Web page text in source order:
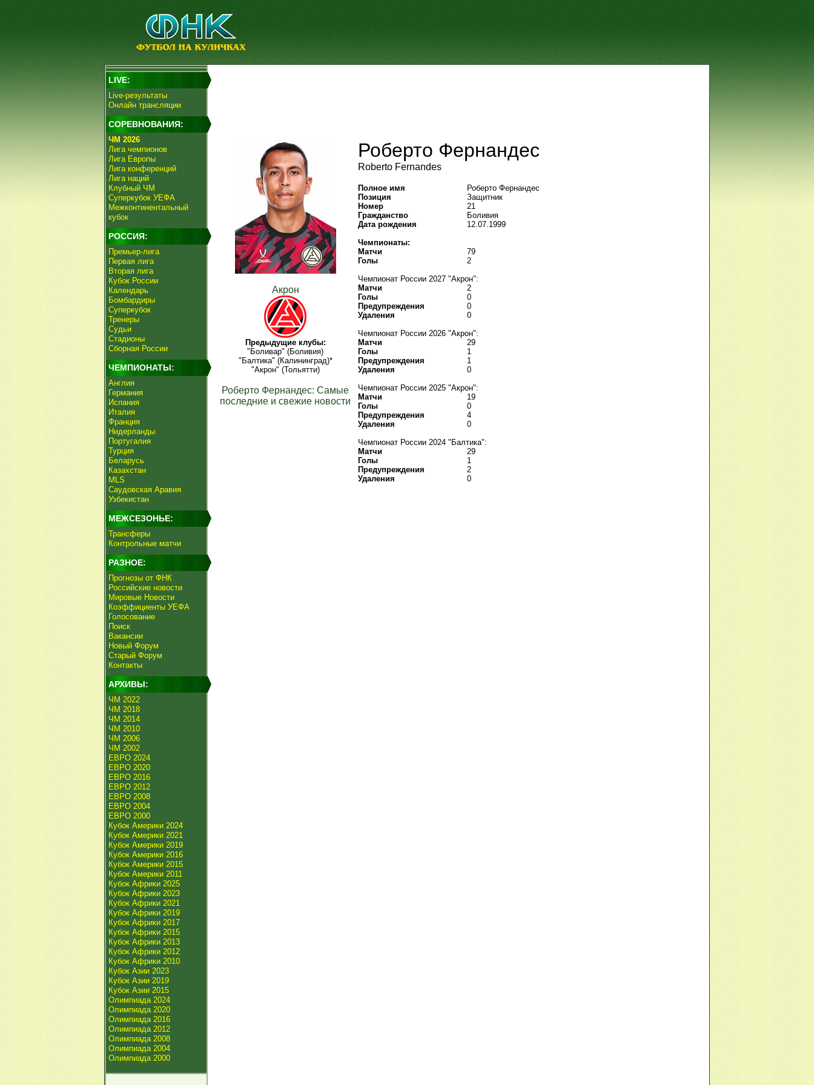
LIVE:
Live-результаты
Онлайн трансляции
СОРЕВНОВАНИЯ:
ЧМ 2026
Лига чемпионов
Лига Европы
Лига конференций
Лига наций
Клубный ЧМ
Суперкубок УЕФА
Межконтинентальный
кубок
РОССИЯ:
Премьер-лига
Первая лига
Вторая лига
Кубок России
Календарь
Бомбардиры
Суперкубок
Тренеры
Судьи
Стадионы
Сборная России
ЧЕМПИОНАТЫ:
Англия
Германия
Испания
Италия
Франция
Нидерланды
Португалия
Турция
Беларусь
Казахстан
MLS
Саудовская Аравия
Узбекистан
МЕЖСЕЗОНЬЕ:
Трансферы
Контрольные матчи
РАЗНОЕ:
Прогнозы от ФНК
Российские новости
Мировые Новости
Коэффициенты УЕФА
Голосование
Поиск
Вакансии
Новый Форум
Старый Форум
Контакты
АРХИВЫ:
ЧМ 2022
ЧМ 2018
ЧМ 2014
ЧМ 2010
ЧМ 2006
ЧМ 2002
ЕВРО 2024
ЕВРО 2020
ЕВРО 2016
ЕВРО 2012
ЕВРО 2008
ЕВРО 2004
ЕВРО 2000
Кубок Америки 2024
Кубок Америки 2021
Кубок Америки 2019
Кубок Америки 2016
Кубок Америки 2015
Кубок Америки 2011
Кубок Африки 2025
Кубок Африки 2023
Кубок Африки 2021
Кубок Африки 2019
Кубок Африки 2017
Кубок Африки 2015
Кубок Африки 2013
Кубок Африки 2012
Кубок Африки 2010
Кубок Азии 2023
Кубок Азии 2019
Кубок Азии 2015
Олимпиада 2024
Олимпиада 2020
Олимпиада 2016
Олимпиада 2012
Олимпиада 2008
Олимпиада 2004
Олимпиада 2000
Акрон
Предыдущие клубы:
"Боливар" (Боливия)
"Балтика" (Калининград)*
"Акрон" (Тольятти)
Роберто Фернандес: Самые
последние и свежие новости
Роберто Фернандес
Roberto Fernandes
Полное имя
Роберто Фернандес
Позиция
Защитник
Номер
21
Гражданство
Боливия
Дата рождения
12.07.1999
Чемпионаты:
Матчи
79
Голы
2
Чемпионат России 2027 "Акрон":
Матчи
2
Голы
0
Предупреждения
0
Удаления
0
Чемпионат России 2026 "Акрон":
Матчи
29
Голы
1
Предупреждения
1
Удаления
0
Чемпионат России 2025 "Акрон":
Матчи
19
Голы
0
Предупреждения
4
Удаления
0
Чемпионат России 2024 "Балтика":
Матчи
29
Голы
1
Предупреждения
2
Удаления
0